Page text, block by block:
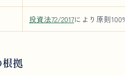
投資法72/2017により原則
拠